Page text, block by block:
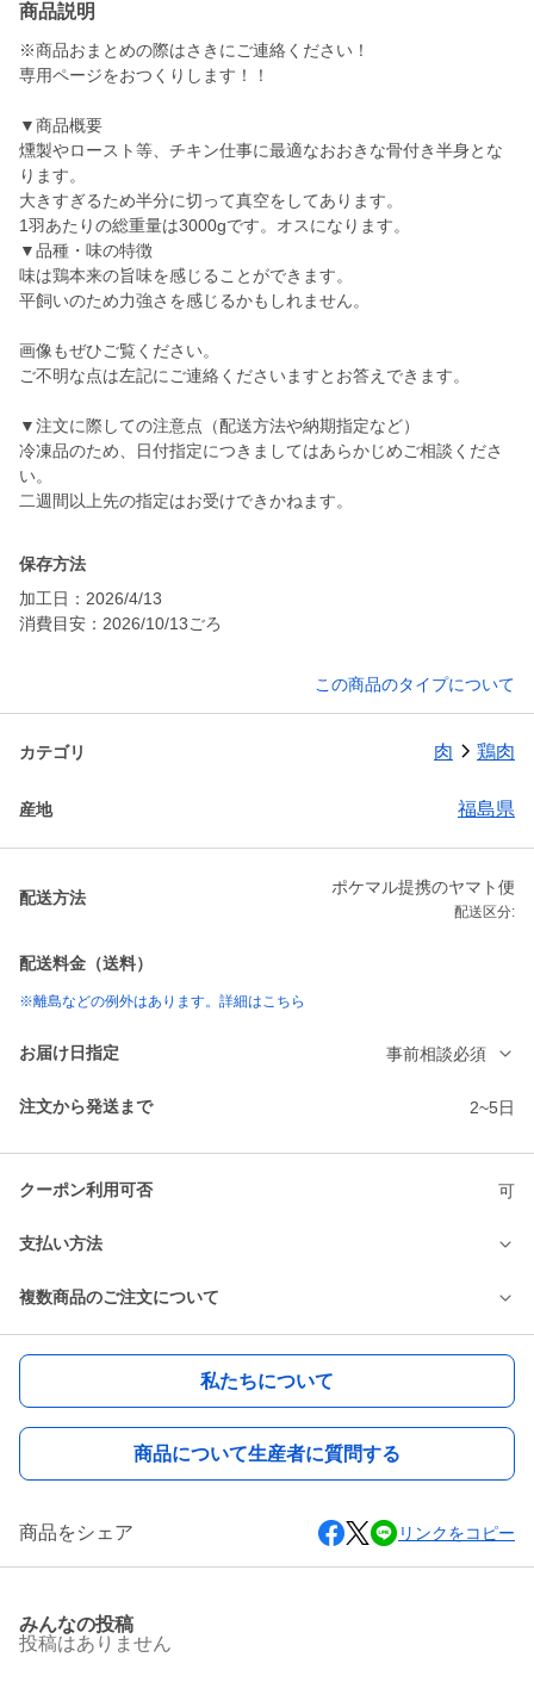
商品説明
※商品おまとめの際はさきにご連絡ください！
専用ページをおつくりします！！
▼商品概要
燻製やロースト等、チキン仕事に最適なおおきな骨付き半身とな
ります。
大きすぎるため半分に切って真空をしてあります。
1羽あたりの総重量は3000gです。オスになります。
▼品種・味の特徴
味は鶏本来の旨味を感じることができます。
平飼いのため力強さを感じるかもしれません。
画像もぜひご覧ください。
ご不明な点は左記にご連絡くださいますとお答えできます。
▼注文に際しての注意点（配送方法や納期指定など）
冷凍品のため、日付指定につきましてはあらかじめご相談くださ
い。
二週間以上先の指定はお受けできかねます。
保存方法
加工日：2026/4/13
消費目安：2026/10/13ごろ
この商品のタイプについて
カテゴリ 肉 鶏肉
産地 福島県
配送方法
ポケマル提携のヤマト便
配送区分:
配送料金（送料）
※離島などの例外はあります。詳細はこちら
お届け日指定 事前相談必須
注文から発送まで 2~5日
クーポン利用可否 可
支払い方法
複数商品のご注文について
私たちについて
商品について生産者に質問する
商品をシェア リンクをコピー
みんなの投稿
投稿はありません